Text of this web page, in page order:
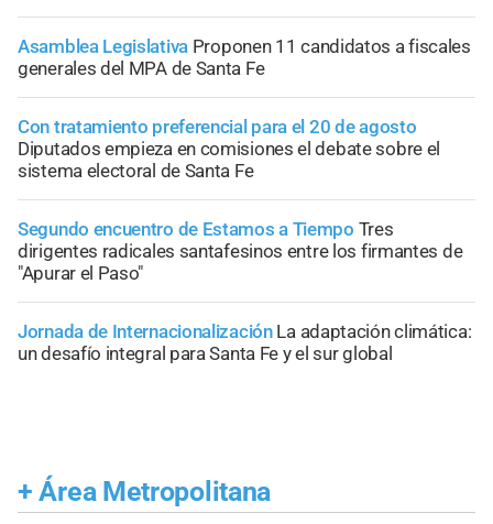
Asamblea Legislativa Proponen 11 candidatos a fiscales
generales del MPA de Santa Fe
Con tratamiento preferencial para el 20 de agosto
Diputados empieza en comisiones el debate sobre el
sistema electoral de Santa Fe
Segundo encuentro de Estamos a Tiempo Tres
dirigentes radicales santafesinos entre los firmantes de
"Apurar el Paso"
Jornada de Internacionalización La adaptación climática:
un desafío integral para Santa Fe y el sur global
+ Área Metropolitana